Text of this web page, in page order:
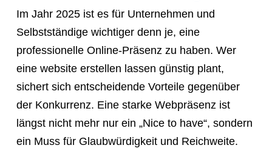
Im Jahr 2025 ist es für Unternehmen und
Selbstständige wichtiger denn je, eine
professionelle Online-Präsenz zu haben. Wer
eine website erstellen lassen günstig plant,
sichert sich entscheidende Vorteile gegenüber
der Konkurrenz. Eine starke Webpräsenz ist
längst nicht mehr nur ein „Nice to have“, sondern
ein Muss für Glaubwürdigkeit und Reichweite.
they
book
immediately:
https://calendly.com/rocketwebsite/30min